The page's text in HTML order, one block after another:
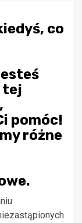
co
tej
pomóc!
różne